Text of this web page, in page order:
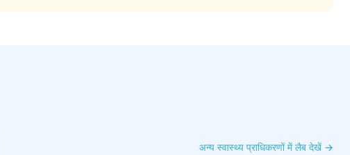
अन्य स्वास्थ्य प्राधिकरणों में लैब देखें →